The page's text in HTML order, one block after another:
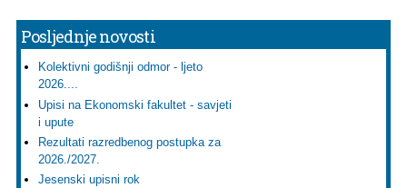
Posljednje novosti
Kolektivni godišnji odmor - ljeto
2026....
Upisi na Ekonomski fakultet - savjeti
i upute
Rezultati razredbenog postupka za
2026./2027.
Jesenski upisni rok